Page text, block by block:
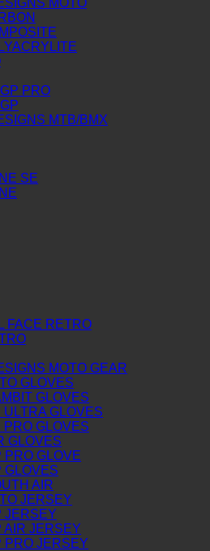
MOTO
PRO
MTB/BMX
SE
FACE RETRO
MOTO GEAR
GLOVES
GLOVES
ULTRA GLOVES
PRO GLOVES
GLOVES
PRO GLOVE
GLOVES
AIR
JERSEY
JERSEY
AIR JERSEY
PRO JERSEY